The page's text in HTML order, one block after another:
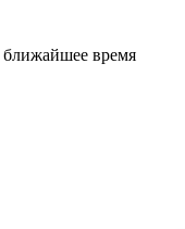
ближайшее время